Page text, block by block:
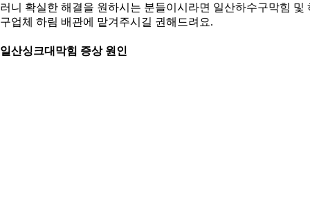
니 확실한 해결을 원하시는 분들이시라면 일산하수구막힘 및
업체 하림 배관에 맡겨주시길 권해드려요.
산싱크대막힘 증상 원인